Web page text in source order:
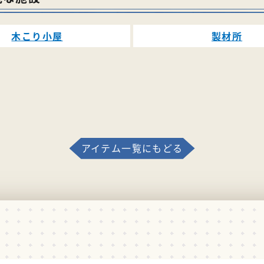
木こり小屋 製材所
アイテム一覧にもどる